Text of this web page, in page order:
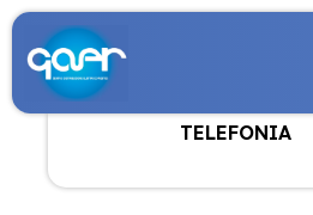
TELEFONIA